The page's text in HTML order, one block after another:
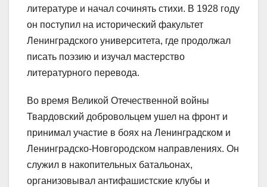
литературе и начал сочинять стихи. В 1928 году
он поступил на исторический факультет
Ленинградского университета, где продолжал
писать поэзию и изучал мастерство
литературного перевода.
Во время Великой Отечественной войны
Твардовский добровольцем ушел на фронт и
принимал участие в боях на Ленинградском и
Ленинградско-Новгородском направлениях. Он
служил в накопительных батальонах,
организовывал антифашистские клубы и